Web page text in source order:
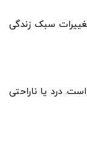
سبک زندگی
درد یا ناراحتی